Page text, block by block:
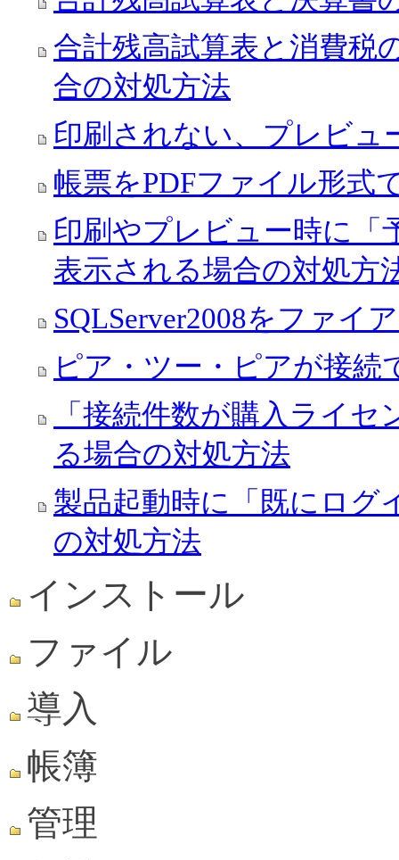
合計残高試算表と消費税
合の対処方法
印刷されない、プレビュ
帳票をPDFファイル形式
印刷やプレビュー時に「
表示される場合の対処方
SQLServer2008をファイ
ピア・ツー・ピアが接続
「接続件数が購入ライ
る場合の対処方法
製品起動時に「既にログ
の対処方法
インストール
ファイル
導入
帳簿
管理